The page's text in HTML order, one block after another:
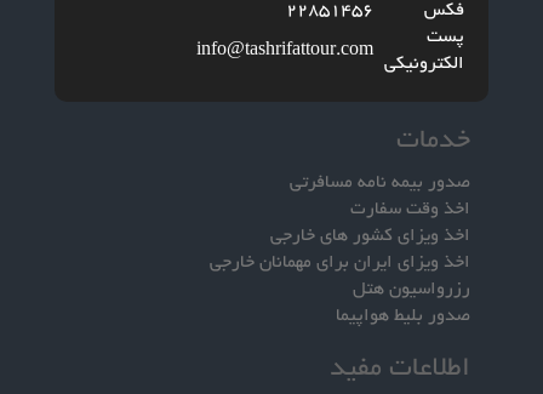
فکس
22851456
پست
الکترونیکی
info@tashrifattour.com
خدمات
صدور بیمه نامه مسافرتی
اخذ وقت سفارت
اخذ ویزای کشور های خارجی
اخذ ویزای ایران برای مهمانان خارجی
رزرواسیون هتل
صدور بلیط هواپیما
اطلاعات مفید